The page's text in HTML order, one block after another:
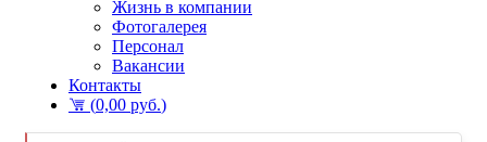
Жизнь в компании
Фотогалерея
Персонал
Вакансии
Контакты
(0,00 руб.)